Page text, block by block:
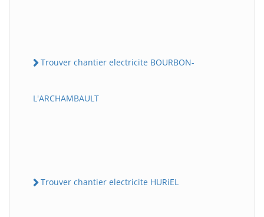
Trouver chantier electricite BOURBON-
L'ARCHAMBAULT
Trouver chantier electricite HURiEL